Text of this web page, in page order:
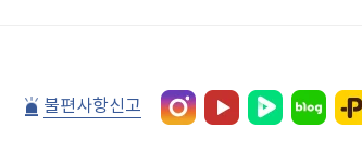
불편사항신고